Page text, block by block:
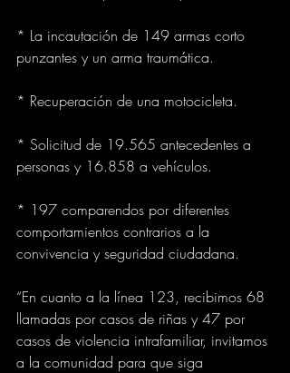
* La incautación de 149 armas corto
punzantes y un arma traumática.
* Recuperación de una motocicleta.
* Solicitud de 19.565 antecedentes a
personas y 16.858 a vehículos.
* 197 comparendos por diferentes
comportamientos contrarios a la
convivencia y seguridad ciudadana.
“En cuanto a la línea 123, recibimos 68
llamadas por casos de riñas y 47 por
casos de violencia intrafamiliar, invitamos
a la comunidad para que siga